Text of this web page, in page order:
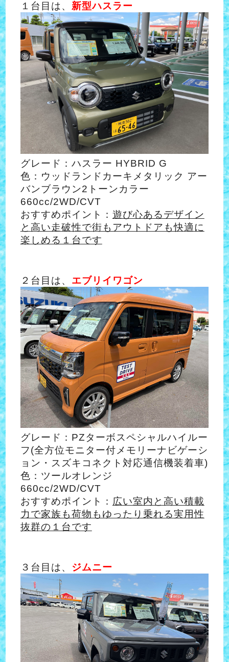
１台目は、 新型ハスラー
グレード：ハスラー HYBRID G
色：ウッドランドカーキメタリック アー
バンブラウン2トーンカラー
660cc/2WD/CVT
おすすめポイント： 遊び心あるデザイン
と高い走破性で街もアウトドアも快適に
楽しめる１台です
２台目は、 エブリイワゴン
グレード：PZターボスペシャルハイルー
フ(全方位モニター付メモリーナビゲーシ
ョン・スズキコネクト対応通信機装着車)
色：ツールオレンジ
660cc/2WD/CVT
おすすめポイント： 広い室内と高い積載
力で家族も荷物もゆったり乗れる実用性
抜群の１台です
３台目は、 ジムニー